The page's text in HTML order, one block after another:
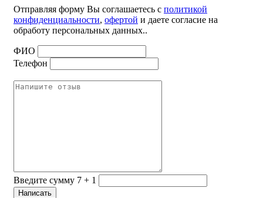
Отправляя форму Вы соглашаетесь с политикой
конфиденциальности, офертой и даете согласие на
обработу персональных данных..
ФИО
Телефон
Введите сумму 7 + 1